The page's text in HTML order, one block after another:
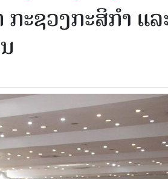
ະຊວງກະສິກຳ ແລ